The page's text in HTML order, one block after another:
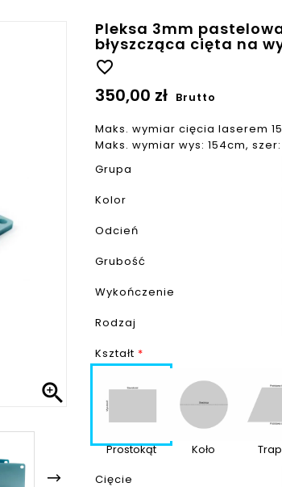

Pleksa 3mm
błyszcząca cięta na
favorite_border
350,00 zł Brutto
Maks. wymiar cięcia laserem
Maks. wymiar wys: 154cm,
Grupa
Kolor
Odcień
Grubość
Wykończenie
Rodzaj
Kształt *
Prostokąt Koło
Cięcie